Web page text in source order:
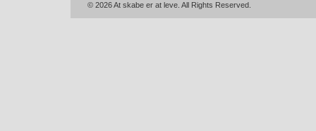
© 2026 At skabe er at leve. All Rights Reserved.